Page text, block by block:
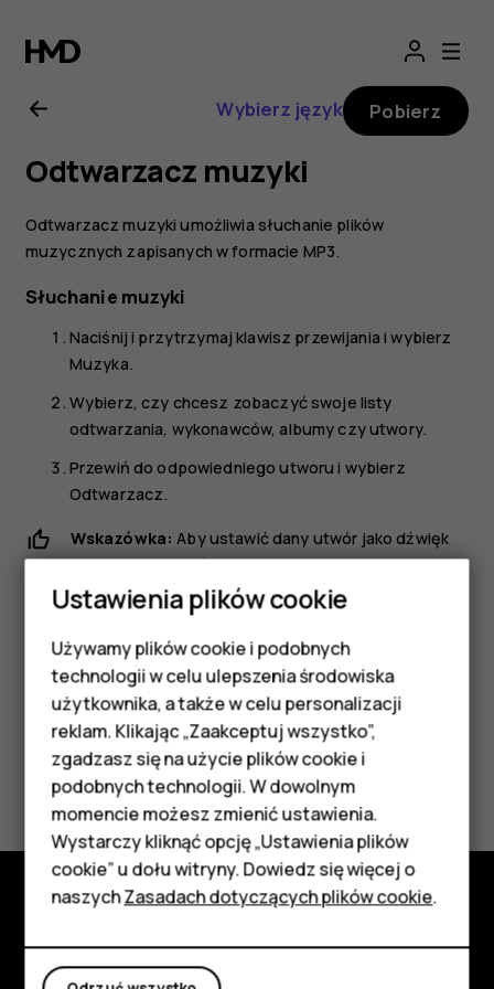
Nokia
2720
—
instrukcja
obsługi
Smartfony
Telefony z funkcjami
podstawowymi
Akcesoria
HMD Terra M
Tablety
Moje konto
Wybierz język Pobierz
Odtwarzacz muzyki
Odtwarzacz muzyki umożliwia słuchanie plików
muzycznych zapisanych w formacie MP3.
Słuchanie muzyki
Naciśnij i przytrzymaj klawisz przewijania i wybierz
Muzyka.
Wybierz, czy chcesz zobaczyć swoje listy
odtwarzania, wykonawców, albumy czy utwory.
Przewiń do odpowiedniego utworu i wybierz
Odtwarzacz.
Wskazówka: Aby ustawić dany utwór jako dźwięk
dzwonka, przewiń w prawo do pozycjiUtwory,
przewiń do odpowiedniego utworu i wybierz
Zapisz jako dzwonek
Czy te informacje były pomocne?
Tak Nie
Informacje
Ustawienia plików cookie
Używamy plików cookie i podobnych
technologii w celu ulepszenia środowiska
użytkownika, a także w celu personalizacji
reklam. Klikając „Zaakceptuj wszystko”,
zgadzasz się na użycie plików cookie i
podobnych technologii. W dowolnym
momencie możesz zmienić ustawienia.
Wystarczy kliknąć opcję „Ustawienia plików
cookie” u dołu witryny. Dowiedz się więcej o
naszychZasadach dotyczących plików cookie.